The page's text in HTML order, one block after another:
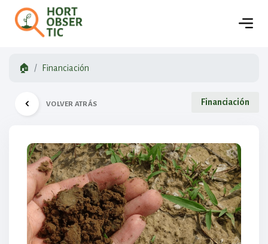
🏠 Financiación
VOLVER ATRÁS Financiación